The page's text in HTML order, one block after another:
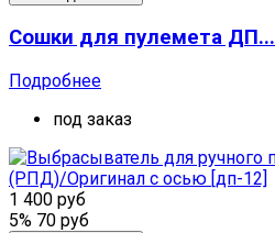
Сошки для пулемета ДП...
Подробнее
под заказ
1 400 руб
5% 70 руб